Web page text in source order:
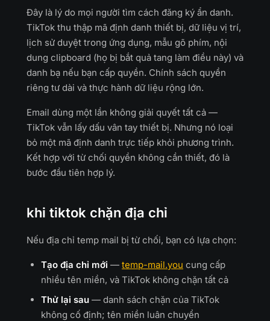
Đây là lý do mọi người tìm cách đăng ký ẩn danh.
TikTok thu thập mã định danh thiết bị, dữ liệu vị trí,
lịch sử duyệt trong ứng dụng, mẫu gõ phím, nội
dung clipboard (họ bị bắt quả tang làm điều này) và
danh bạ nếu bạn cấp quyền. Chính sách quyền
riêng tư dài và thực hành dữ liệu rộng lớn.
Email dùng một lần không giải quyết tất cả —
TikTok vẫn lấy dấu vân tay thiết bị. Nhưng nó loại
bỏ một mã định danh trực tiếp khỏi phương trình.
Kết hợp với từ chối quyền không cần thiết, đó là
bước đầu tiên hợp lý.
khi tiktok chặn địa chỉ
Nếu địa chỉ temp mail bị từ chối, bạn có lựa chọn:
Tạo địa chỉ mới — temp-mail.you cung cấp
nhiều tên miền, và TikTok không chặn tất cả
Thử lại sau — danh sách chặn của TikTok
không cố định; tên miền luân chuyển